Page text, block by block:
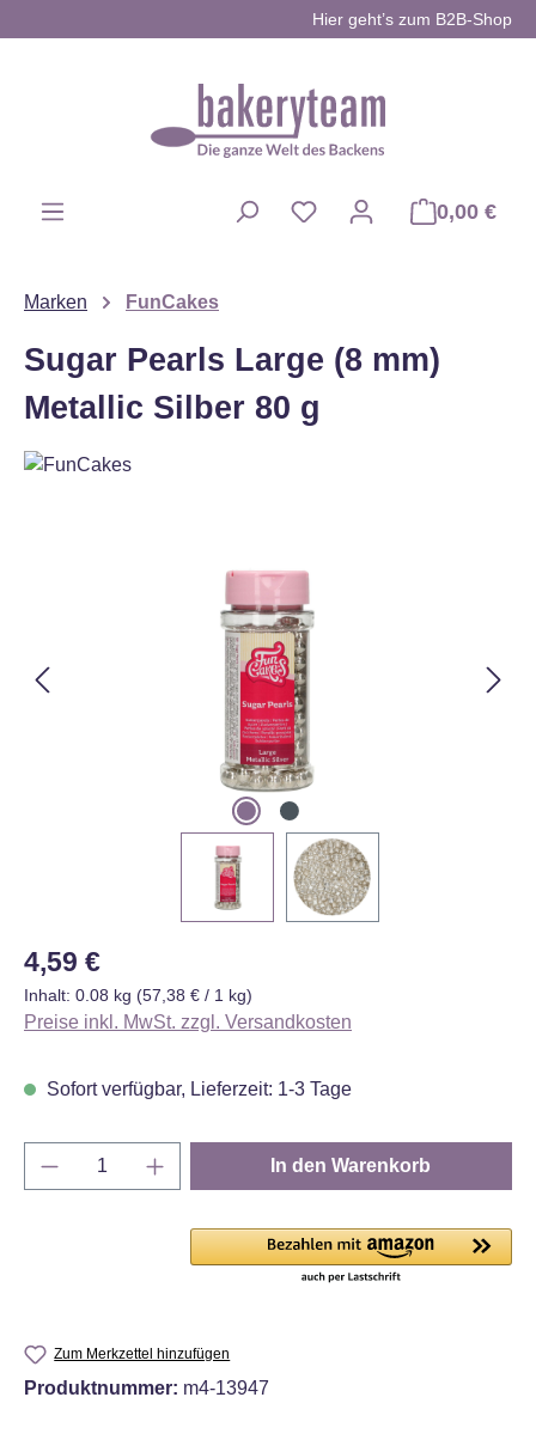
Hier geht’s zum B2B-Shop
0,00 €
Marken FunCakes
Sugar Pearls Large (8 mm)
Metallic Silber 80 g
Regulärer Preis:
4,59 €
Inhalt: 0.08 kg (57,38 € / 1 kg)
Preise inkl. MwSt. zzgl. Versandkosten
Sofort verfügbar, Lieferzeit: 1-3 Tage
Produkt Anzahl: Gib den gewünschten
In den Warenkorb
Zum Merkzettel hinzufügen
Produktnummer: m4-13947